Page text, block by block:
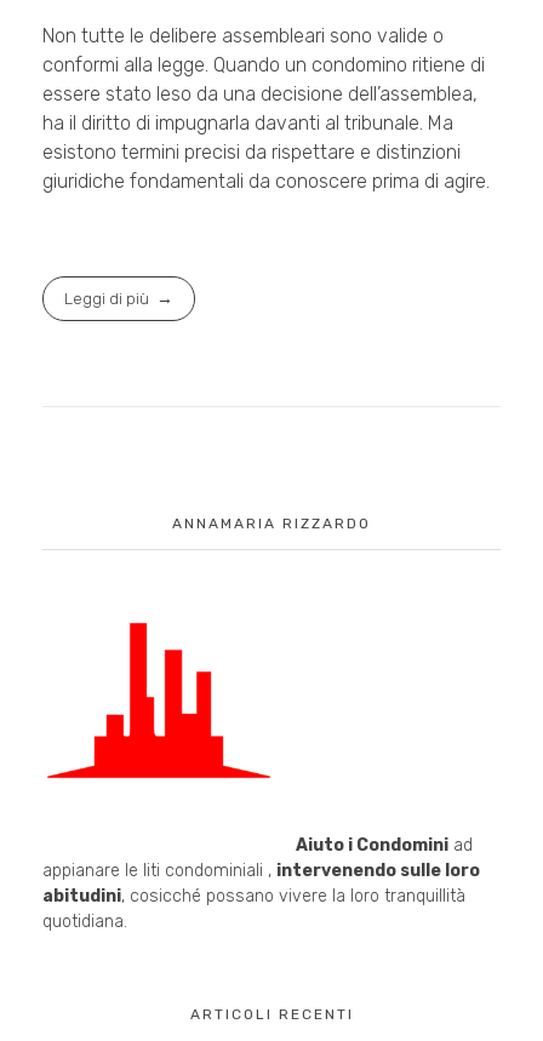
Non tutte le delibere assembleari sono valide o
conformi alla legge. Quando un condomino ritiene di
essere stato leso da una decisione dell’assemblea,
ha il diritto di impugnarla davanti al tribunale. Ma
esistono termini precisi da rispettare e distinzioni
giuridiche fondamentali da conoscere prima di agire.
Leggi di più
ANNAMARIA RIZZARDO
Aiuto i Condominiad
appianare le liti condominiali , intervenendo sulle loro
abitudini, cosicché possano vivere la loro tranquillità
quotidiana.
ARTICOLI RECENTI